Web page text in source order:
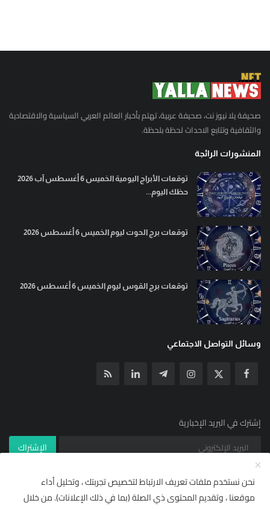
صحيفة يلا نيوز نت، صحيفة عربية، تهتم بأخبار العالم العربي السياسية والاقتصادية
والثقافية وتتابع الاحداث لحظة بلحظة.
المنشورات الرائجة
توقعات الأبراج اليومية الخميس 6 أغسطس آب 2026
حظك اليوم...
توقعات برج الحوت ليوم الخميس 6 أغسطس 2026
توقعات برج القوس ليوم الخميس 6 أغسطس 2026
وسائل التواصل الاجتماعي
إشترك في البريد الإخبارية
الإشتراك
© جميع الحقوق محفوظة ل YallaNews net 2021
نحن نستخدم ملفات تعريف الارتباط لتخصيص تجربتك ، وتحليل أداء
موقعنا ، وتقديم المحتوى ذي الصلة (بما في ذلك الإعلانات). من خلال
🌟 أضف "يلا نيوز نت" إلى مصادرك ×